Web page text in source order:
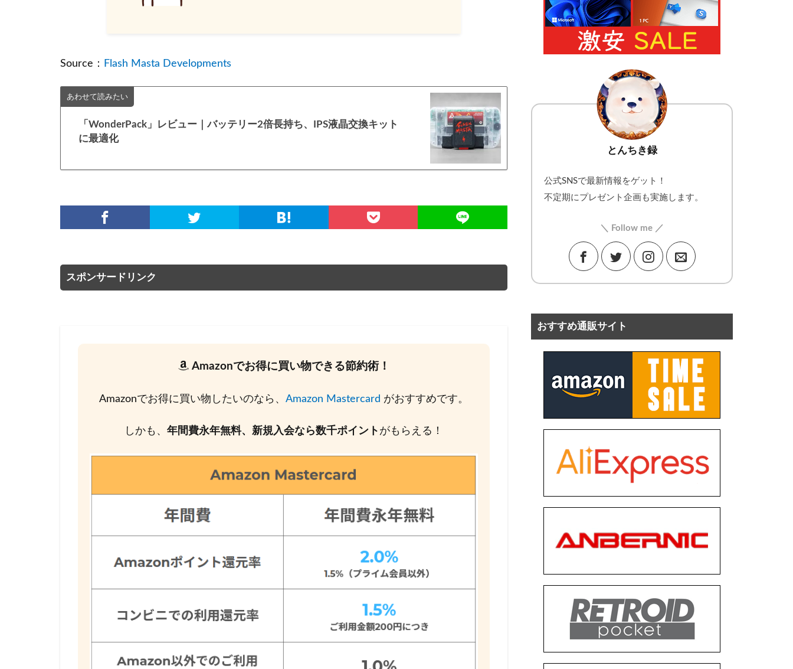
Source： Flash Masta Developments
あわせて読みたい
「WonderPack」レビュー｜バッテリー2倍長持ち、IPS液晶交換キット
に最適化
スポンサードリンク
Amazonでお得に買い物できる節約術！
Amazonでお得に買い物したいのなら、 Amazon Mastercard がおすすめです。
しかも、 年間費永年無料、新規入会なら数千ポイント がもらえる！
とんちき録
公式SNSで最新情報をゲット！
不定期にプレゼント企画も実施します。
＼ Follow me ／
おすすめ通販サイト